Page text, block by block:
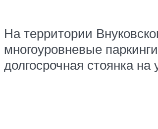
На территории
многоуровневые
долгосрочная стоянка